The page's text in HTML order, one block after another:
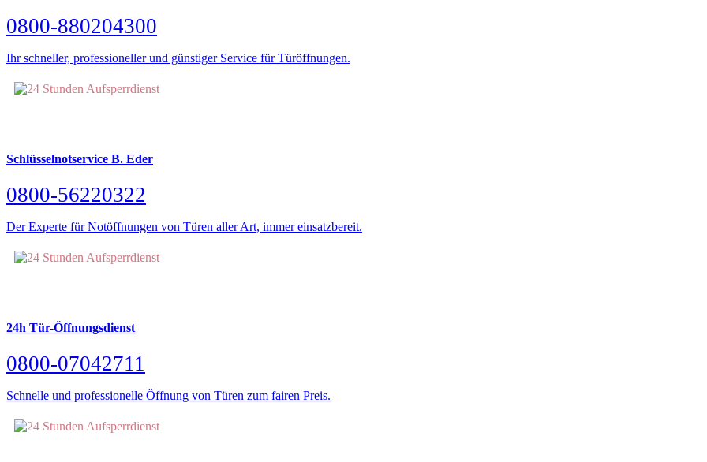
0800-880204300
Ihr schneller, professioneller und günstiger Service für Türöffnungen.
Schlüsselnotservice B. Eder
0800-56220322
Der Experte für Notöffnungen von Türen aller Art, immer einsatzbereit.
24h Tür-Öffnungsdienst
0800-07042711
Schnelle und professionelle Öffnung von Türen zum fairen Preis.